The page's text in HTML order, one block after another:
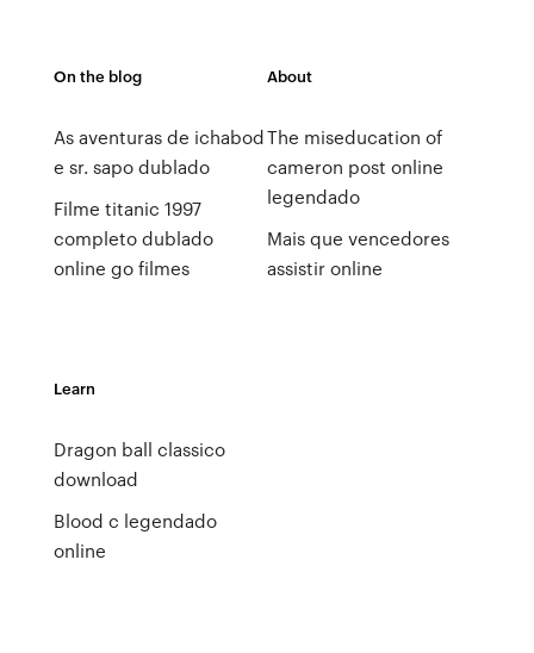
On the blog
As aventuras de ichabod
e sr. sapo dublado
Filme titanic 1997
completo dublado
online go filmes
About
The miseducation of
cameron post online
legendado
Mais que vencedores
assistir online
Learn
Dragon ball classico
download
Blood c legendado
online